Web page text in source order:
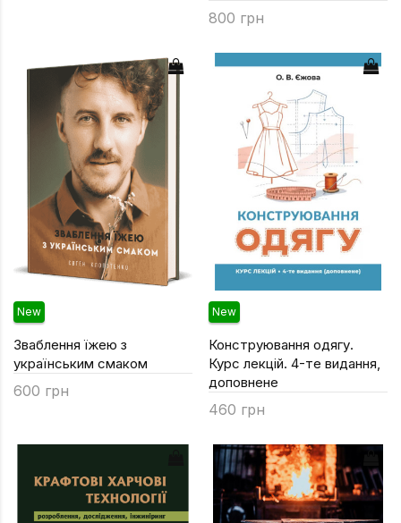
Психологія
Радіофізика
Соціологія
Управління
Фізика
Філологія
Філософія
Музично-
Техніка та
Сільське
Інші книги
800 грн
New
Зваблення їжею з
українським смаком
600 грн
New
Конструювання одягу.
Курс лекцій. 4-те видання,
доповнене
460 грн